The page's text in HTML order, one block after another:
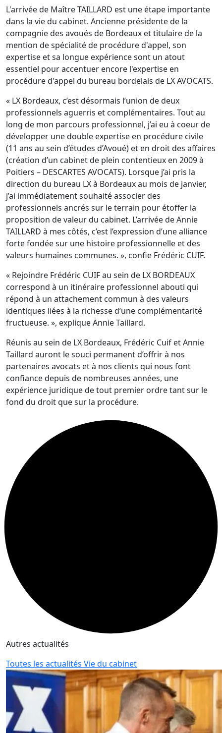
L'arrivée de Maître TAILLARD est une étape importante
dans la vie du cabinet. Ancienne présidente de la
compagnie des avoués de Bordeaux et titulaire de la
mention de spécialité de procédure d'appel, son
expertise et sa longue expérience sont un atout
essentiel pour accentuer encore l'expertise en
procédure d'appel du bureau bordelais de LX AVOCATS.
« LX Bordeaux, c’est désormais l’union de deux
professionnels aguerris et complémentaires. Tout au
long de mon parcours professionnel, j’ai eu à coeur de
développer une double expertise en procédure civile
(11 ans au sein d’études d’Avoué) et en droit des affaires
(création d’un cabinet de plein contentieux en 2009 à
Poitiers – DESCARTES AVOCATS). Lorsque j’ai pris la
direction du bureau LX à Bordeaux au mois de janvier,
j’ai immédiatement souhaité associer des
professionnels ancrés sur le terrain pour étoffer la
proposition de valeur du cabinet. L’arrivée de Annie
TAILLARD à mes côtés, c’est l’expression d’une alliance
forte fondée sur une histoire professionnelle et des
valeurs humaines communes. », confie Frédéric CUIF.
« Rejoindre Frédéric CUIF au sein de LX BORDEAUX
correspond à un itinéraire professionnel abouti qui
répond à un attachement commun à des valeurs
identiques liées à la richesse d’une complémentarité
fructueuse. », explique Annie Taillard.
Réunis au sein de LX Bordeaux, Frédéric Cuif et Annie
Taillard auront le souci permanent d’offrir à nos
partenaires avocats et à nos clients qui nous font
confiance depuis de nombreuses années, une
expérience juridique de tout premier ordre tant sur le
fond du droit que sur la procédure.
Autres actualités
Toutes les actualités Vie du cabinet